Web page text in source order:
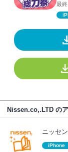
最
Nissen.co,.LTD の
ニッセ
iPhone